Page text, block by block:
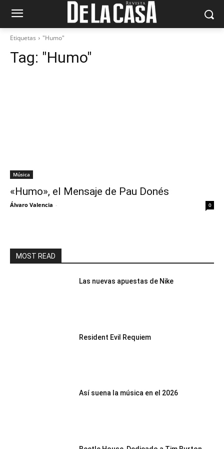
Etiquetas "Humo"
Tag: "Humo"
Música
«Humo», el Mensaje de Pau Donés
Álvaro Valencia - 0
MOST READ
Las nuevas apuestas de Nike
Resident Evil Requiem
Así suena la música en el 2026